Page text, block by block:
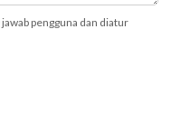
pengguna dan diatur